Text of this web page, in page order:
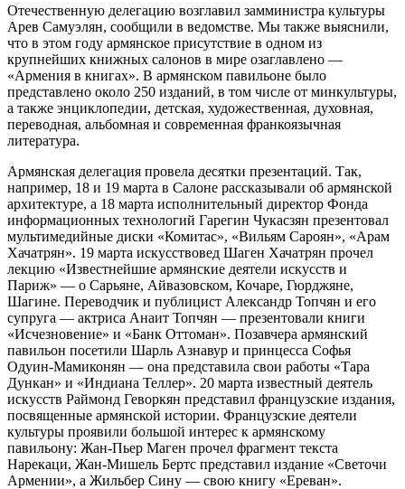
Отечественную делегацию возглавил замминистра культуры
Арев Самуэлян, сообщили в ведомстве. Мы также выяснили,
что в этом году армянское присутствие в одном из
крупнейших книжных салонов в мире озаглавлено —
«Армения в книгах». В армянском павильоне было
представлено около 250 изданий, в том числе от минкультуры,
а также энциклопедии, детская, художественная, духовная,
переводная, альбомная и современная франкоязычная
литература.
Армянская делегация провела десятки презентаций. Так,
например, 18 и 19 марта в Салоне рассказывали об армянской
архитектуре, а 18 марта исполнительный директор Фонда
информационных технологий Гарегин Чукасзян презентовал
мультимедийные диски «Комитас», «Вильям Сароян», «Арам
Хачатрян». 19 марта искусствовед Шаген Хачатрян прочел
лекцию «Известнейшие армянские деятели искусств и
Париж» — о Сарьяне, Айвазовском, Кочаре, Гюрджяне,
Шагине. Переводчик и публицист Александр Топчян и его
супруга — актриса Анаит Топчян — презентовали книги
«Исчезновение» и «Банк Оттоман». Позавчера армянский
павильон посетили Шарль Азнавур и принцесса Софья
Одуин-Мамиконян — она представила свои работы «Тара
Дункан» и «Индиана Теллер». 20 марта известный деятель
искусств Раймонд Геворкян представил французские издания,
посвященные армянской истории. Французские деятели
культуры проявили большой интерес к армянскому
павильону: Жан-Пьер Маген прочел фрагмент текста
Нарекаци, Жан-Мишель Бертс представил издание «Светочи
Армении», а Жильбер Сину — свою книгу «Ереван».